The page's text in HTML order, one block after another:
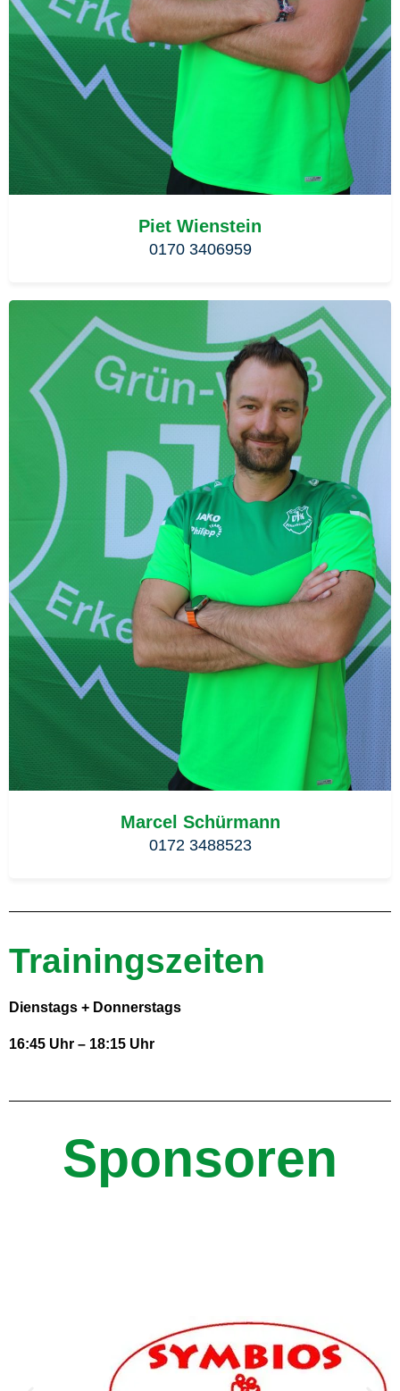
Piet Wienstein
0170 3406959
Marcel Schürmann
0172 3488523
Trainingszeiten
Dienstags + Donnerstags
16:45 Uhr – 18:15 Uhr
Sponsoren